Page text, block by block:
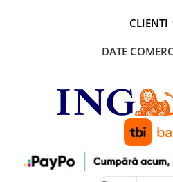
CLIENTI
DATE